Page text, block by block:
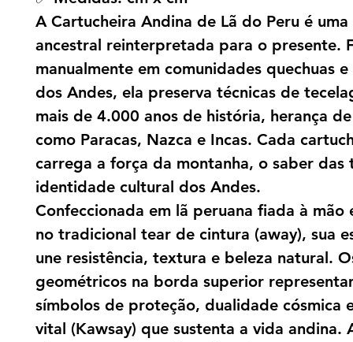
A Cartucheira Andina de Lã do Peru é uma
ancestral reinterpretada para o presente.
manualmente em comunidades quechuas e
dos Andes, ela preserva técnicas de
mais de 4.000 anos de história, herança
como Paracas, Nazca e Incas. Cada
carrega a força da montanha, o saber das
identidade cultural dos Andes.
Confeccionada em lã peruana fiada à mão
no tradicional tear de cintura (away), sua
une resistência, textura e beleza natural.
geométricos na borda superior
símbolos de proteção, dualidade cósmica
vital (Kawsay) que sustenta a vida andina.